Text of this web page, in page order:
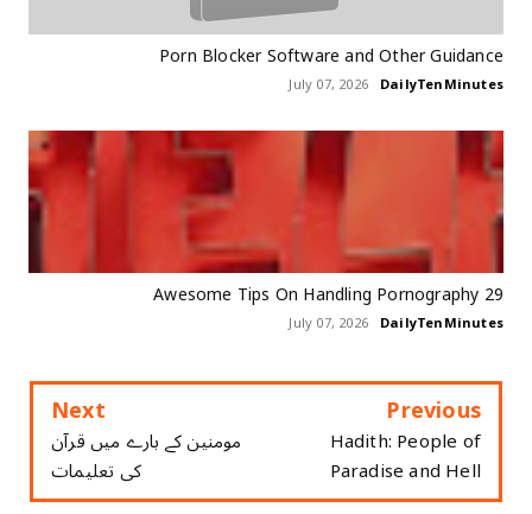
Porn Blocker Software and Other Guidance
DailyTenMinutes
July 07, 2026
29 Awesome Tips On Handling Pornography
DailyTenMinutes
July 07, 2026
Previous
Hadith: People of
Paradise and Hell
Next
مومنین کے بارے میں قرآن
کی تعلیمات